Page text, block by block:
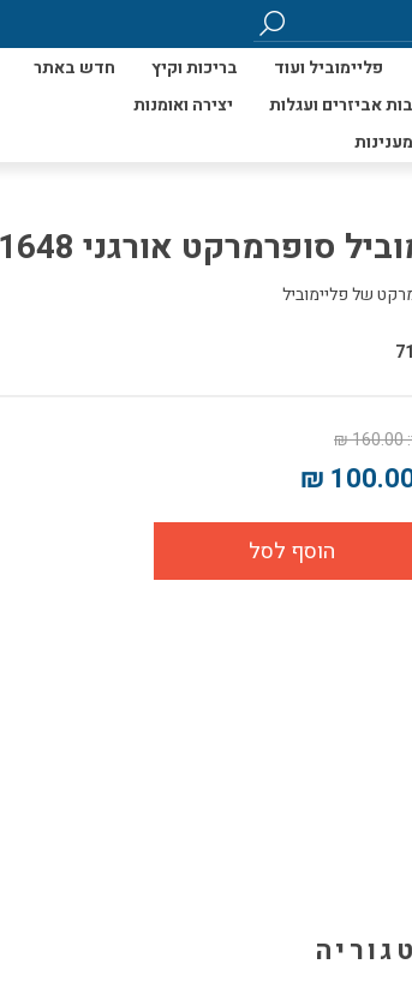
פליימוביל ועוד בריכות וקיץ
חדש באתר
אביזרים ועגלות
יצירה ואומנות
סופרמרקט אורגני 71648
של פליימוביל
160.00 ₪
100.00